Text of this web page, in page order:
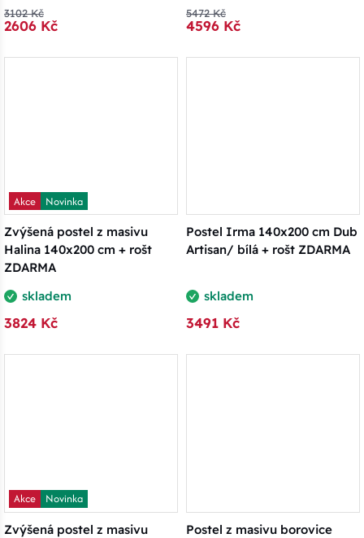
3102 Kč
2606 Kč
5472 Kč
4596 Kč
Akce
Novinka
Zvýšená postel z masivu
Halina 140x200 cm + rošt
ZDARMA
skladem
3824 Kč
Postel Irma 140x200 cm Dub
Artisan/ bílá + rošt ZDARMA
skladem
3491 Kč
Akce
Novinka
Zvýšená postel z masivu
Postel z masivu borovice